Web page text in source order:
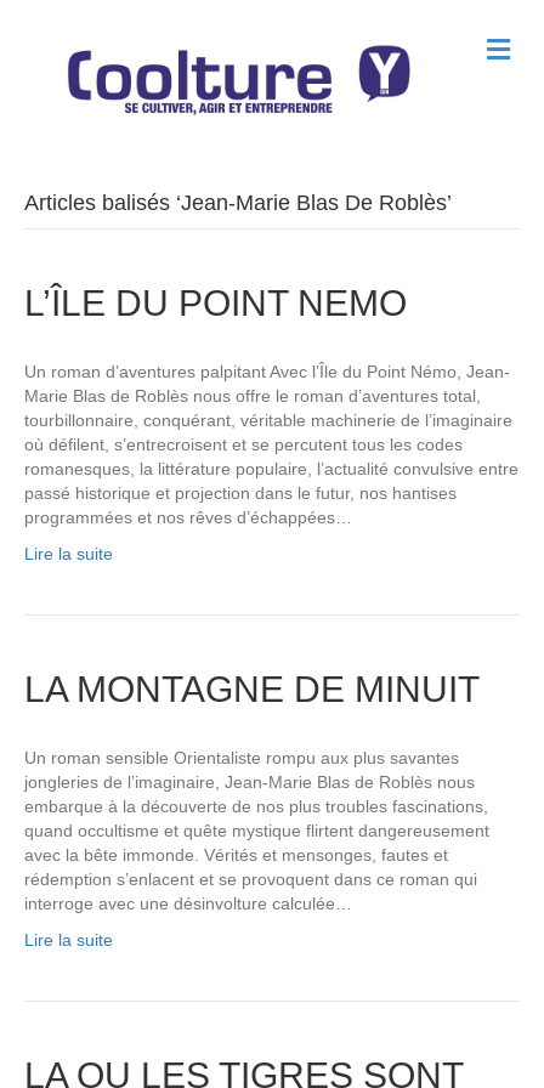
M
e
Articles balisés ‘Jean-Marie Blas De Roblès’
L’ÎLE DU POINT NEMO
Un roman d’aventures palpitant Avec l’Île du Point Némo, Jean-
Marie Blas de Roblès nous offre le roman d’aventures total,
tourbillonnaire, conquérant, véritable machinerie de l’imaginaire
où défilent, s’entrecroisent et se percutent tous les codes
romanesques, la littérature populaire, l’actualité convulsive entre
passé historique et projection dans le futur, nos hantises
programmées et nos rêves d’échappées…
Lire la suite
LA MONTAGNE DE MINUIT
Un roman sensible Orientaliste rompu aux plus savantes
jongleries de l’imaginaire, Jean-Marie Blas de Roblès nous
embarque à la découverte de nos plus troubles fascinations,
quand occultisme et quête mystique flirtent dangereusement
avec la bête immonde. Vérités et mensonges, fautes et
rédemption s’enlacent et se provoquent dans ce roman qui
interroge avec une désinvolture calculée…
Lire la suite
LA OU LES TIGRES SONT